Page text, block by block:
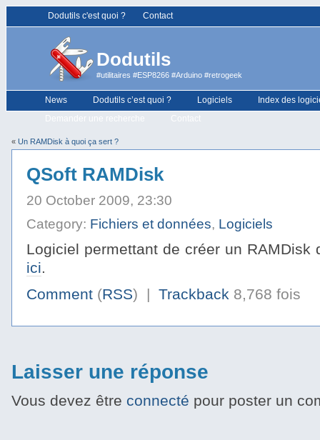
Dodutils c'est quoi ? Contact
Dodutils
#utilitaires #ESP8266 #Arduino #retrogeek
News Dodutils c’est quoi ? Logiciels
Index des
Demander une recherche
Contact
« Un RAMDisk à quoi ça sert ?
QSoft RAMDisk
20 October 2009, 23:30
Category: Fichiers et données, Logiciels
Logiciel permettant de créer un RAMDisk
ici.
Comment (RSS) | Trackback 8,768 fois
Laisser une réponse
Vous devez être connecté pour poster un